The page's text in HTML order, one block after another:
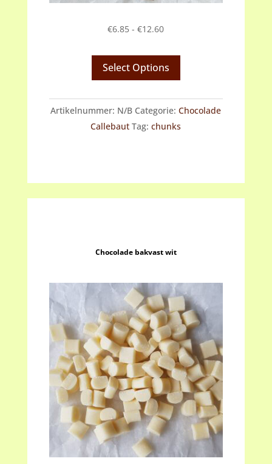
€6.85 - €12.60Prijsklasse:
Select Options
Artikelnummer: N/B Categorie: Chocolade
Callebaut Tag: chunks
Chocolade bakvast wit